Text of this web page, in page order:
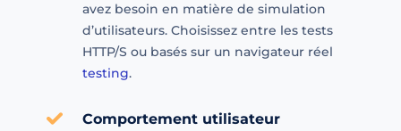
avez besoin en matière de simulation
d’utilisateurs. Choisissez entre les tests
HTTP/S ou basés sur un navigateur réel
testing.
Comportement utilisateur